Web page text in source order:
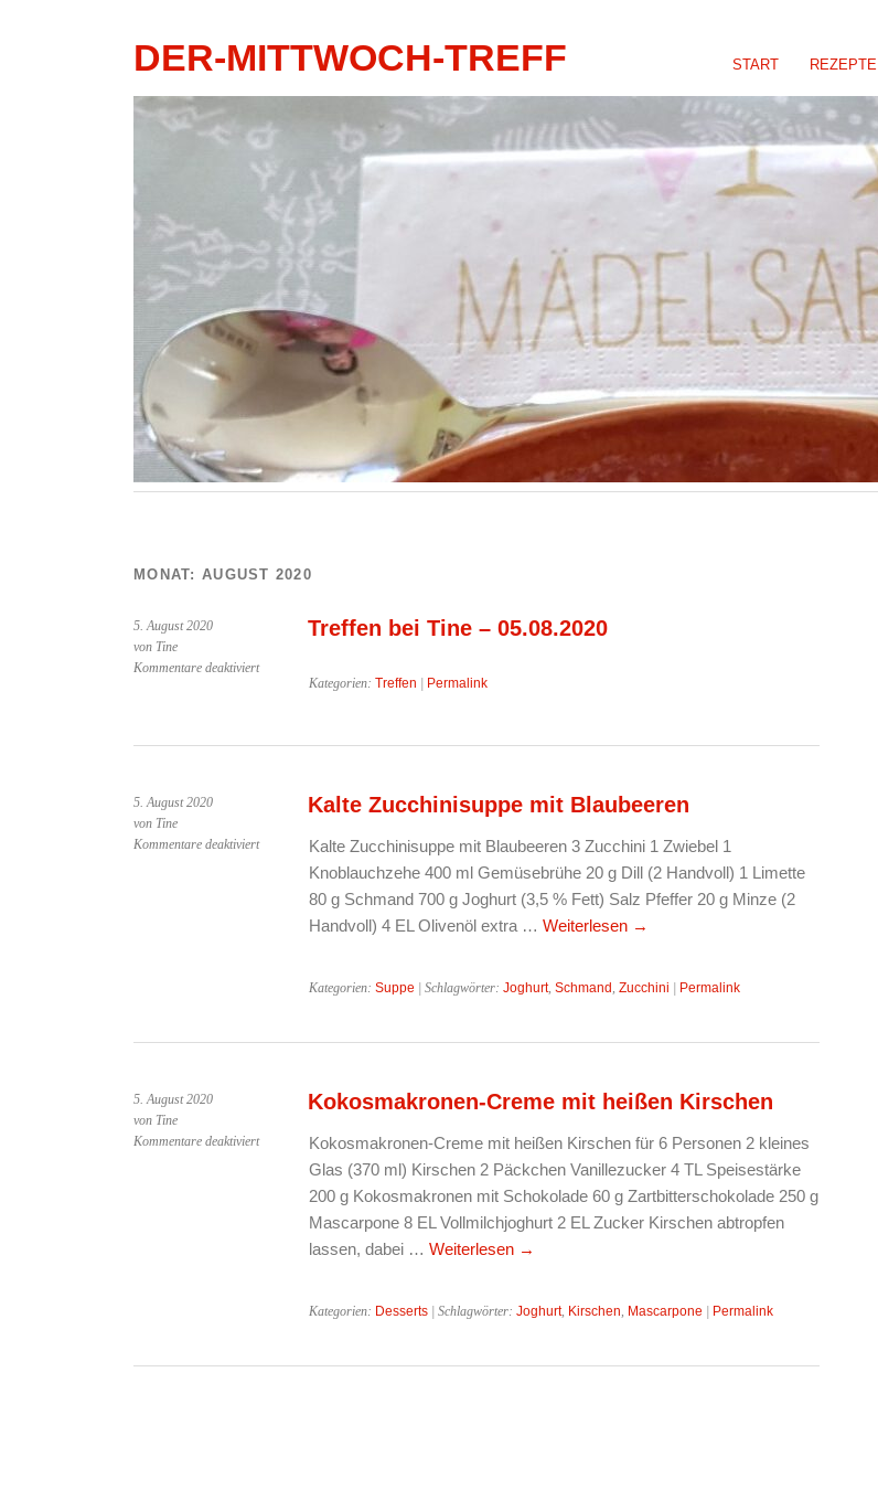
START REZEPTE
DER-MITTWOCH-TREFF
MONAT: AUGUST 2020
5. August 2020
von Tine
Kommentare deaktiviertfür
–
Treffen bei Tine – 05.08.2020
Kategorien: Treffen Permalink
5. August 2020
von Tine
Kommentare deaktiviertfür
Blaubeeren
Kalte Zucchinisuppe mit Blaubeeren
Kalte Zucchinisuppe mit Blaubeeren 3 Zucchini 1 Zwiebel 1
Knoblauchzehe 400 ml Gemüsebrühe 20 g Dill (2 Handvoll) 1 Limette
80 g Schmand 700 g Joghurt (3,5 % Fett) Salz Pfeffer 20 g Minze (2
Handvoll) 4 EL Olivenöl extra … Weiterlesen →
Kategorien: Suppe | Schlagwörter: Joghurt, Schmand , Zucchini Permalink
5. August 2020
von Tine
Kommentare deaktiviertfür
Kokosmakronen-
Kokosmakronen-Creme mit heißen Kirschen
Kokosmakronen-Creme mit heißen Kirschen für 6 Personen 2 kleines
Glas (370 ml) Kirschen 2 Päckchen Vanillezucker 4 TL Speisestärke
200 g Kokosmakronen mit Schokolade 60 g Zartbitterschokolade 250 g
Mascarpone 8 EL Vollmilchjoghurt 2 EL Zucker Kirschen abtropfen
lassen, dabei … Weiterlesen →
Kategorien: Desserts| Schlagwörter: Joghurt, Kirschen, Mascarpone Permalink